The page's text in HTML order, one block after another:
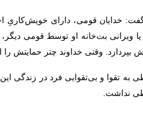
خدایان قومی، دارای خویش‌کاریِ
ویرانی بت‌خانه او توسط قومی
بپردازد. وقتی خداوند چتر
تقوا و بی‌تقوایی فرد در زندگی این
نداشت.